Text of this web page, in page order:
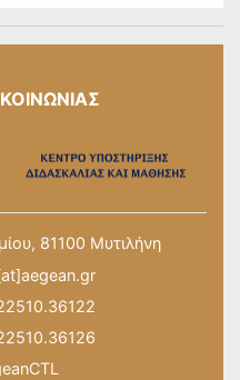
81100 Μυτιλήνη